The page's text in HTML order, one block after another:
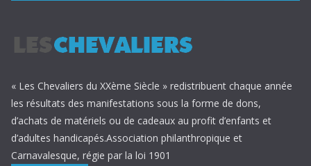
« Les Chevaliers du XXème Siècle » redistribuent chaque année
les résultats des manifestations sous la forme de dons,
d’achats de matériels ou de cadeaux au profit d’enfants et
d’adultes handicapés.Association philanthropique et
Carnavalesque, régie par la loi 1901